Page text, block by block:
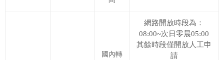
國內轉
網路開放時段為：
08:00~次日零晨05:00
其餘時段僅開放人工申
請